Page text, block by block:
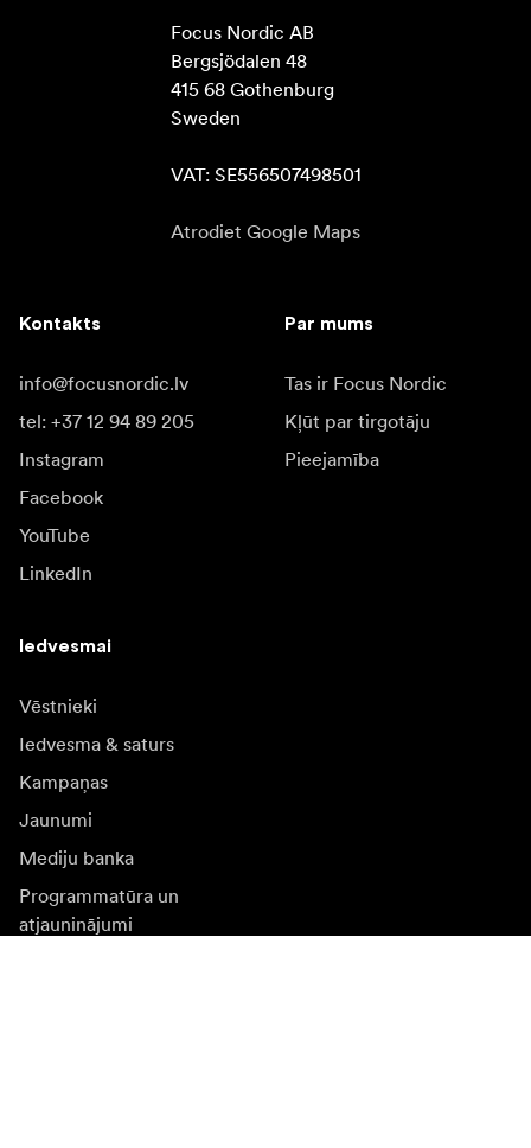
Focus Nordic AB
Bergsjödalen 48
415 68 Gothenburg
Sweden
VAT: SE556507498501
Atrodiet Google Maps
Kontakts
info@focusnordic.lv
tel: +37 12 94 89 205
Instagram
Facebook
YouTube
LinkedIn
Par mums
Tas ir Focus Nordic
Kļūt par tirgotāju
Pieejamība
Iedvesmai
Vēstnieki
Iedvesma & saturs
Kampaņas
Jaunumi
Mediju banka
Programmatūra un
atjauninājumi